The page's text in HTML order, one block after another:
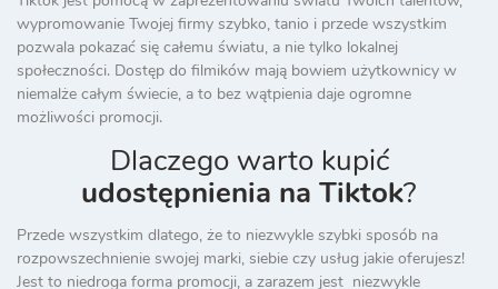
wypromowanie Twojej firmy szybko, tanio i przede wszystkim
pozwala pokazać się całemu światu, a nie tylko lokalnej
społeczności. Dostęp do filmików mają bowiem użytkownicy w
niemalże całym świecie, a to bez wątpienia daje ogromne
możliwości promocji.
Dlaczego warto kupić
udostępnienia na Tiktok?
Przede wszystkim dlatego, że to niezwykle szybki sposób na
rozpowszechnienie swojej marki, siebie czy usług jakie oferujesz!
Jest to niedroga forma promocji, a zarazem jest niezwykle